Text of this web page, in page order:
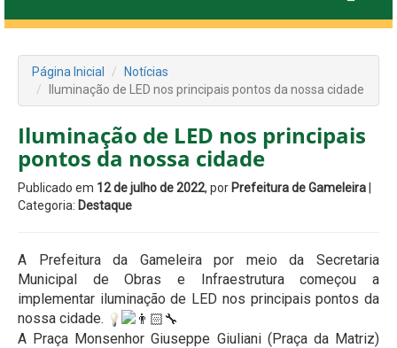
Página Inicial
Notícias
Iluminação de LED nos principais pontos da nossa cidade
Iluminação de LED nos principais
pontos da nossa cidade
Publicado em 12 de julho de 2022, por Prefeitura de Gameleira
Categoria: Destaque
A Prefeitura da Gameleira por meio da Secretaria
Municipal de Obras e Infraestrutura começou a
implementar iluminação de LED nos principais pontos da
nossa cidade.
A Praça Monsenhor Giuseppe Giuliani (Praça da Matriz)